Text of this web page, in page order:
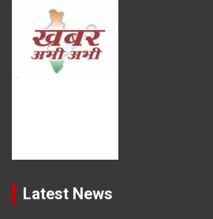
Latest News